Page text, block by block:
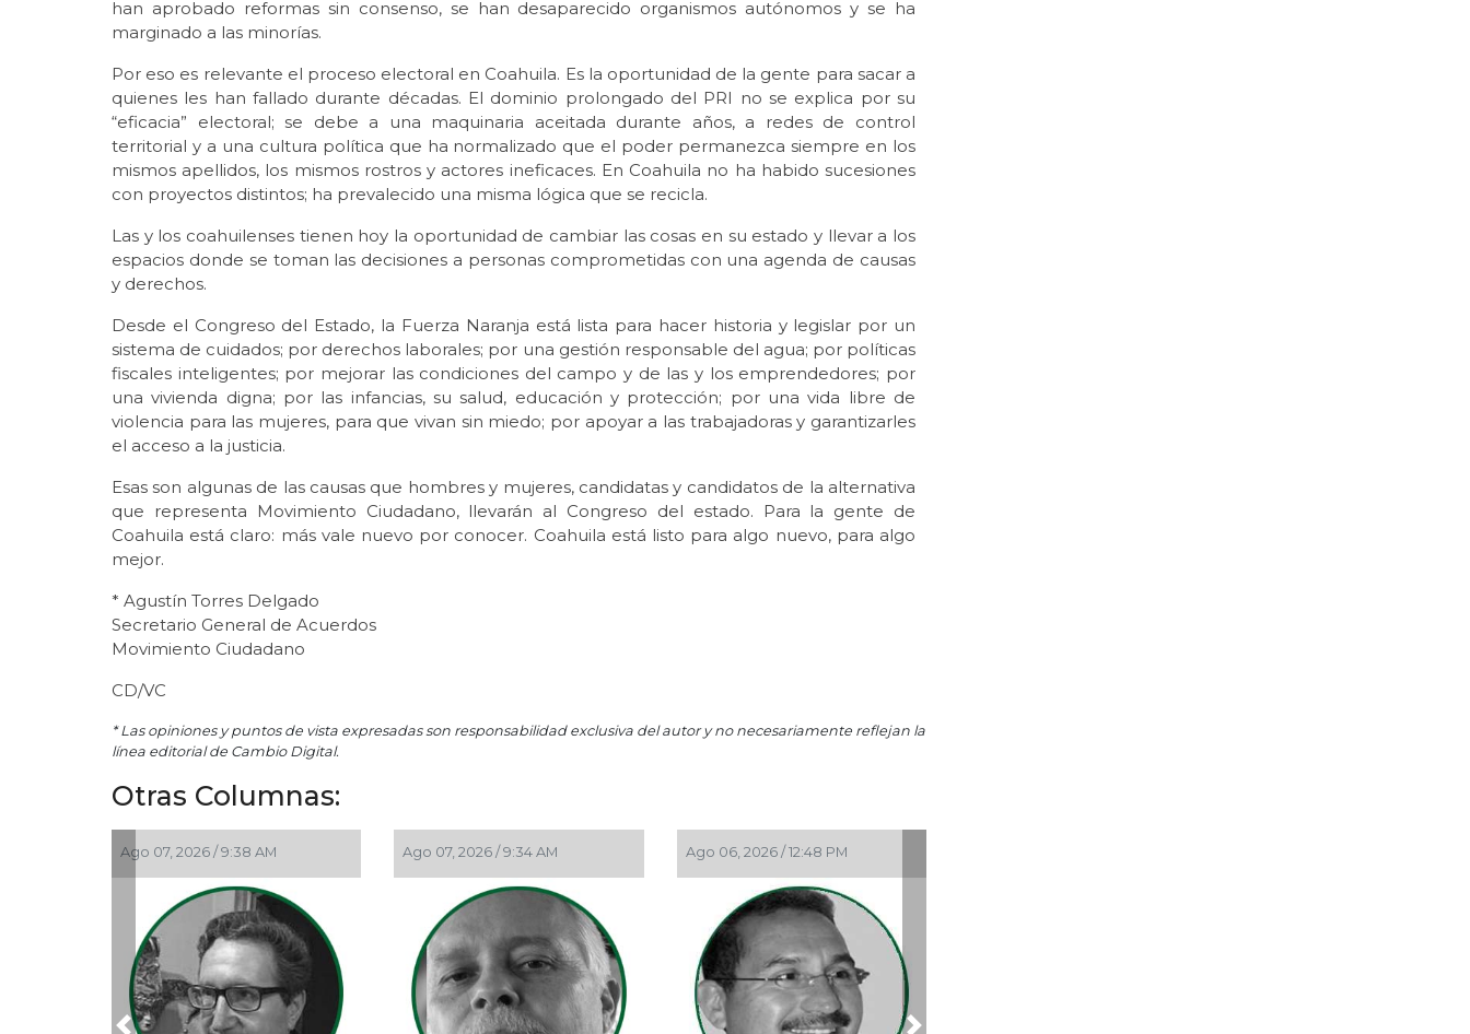
han aprobado reformas sin consenso, se han desaparecido organismos autónomos y se ha
marginado a las minorías.
Por eso es relevante el proceso electoral en Coahuila. Es la oportunidad de la gente para sacar a
quienes les han fallado durante décadas. El dominio prolongado del PRI no se explica por su
“eficacia” electoral; se debe a una maquinaria aceitada durante años, a redes de control
territorial y a una cultura política que ha normalizado que el poder permanezca siempre en los
mismos apellidos, los mismos rostros y actores ineficaces. En Coahuila no ha habido sucesiones
con proyectos distintos; ha prevalecido una misma lógica que se recicla.
Las y los coahuilenses tienen hoy la oportunidad de cambiar las cosas en su estado y llevar a los
espacios donde se toman las decisiones a personas comprometidas con una agenda de causas
y derechos.
Desde el Congreso del Estado, la Fuerza Naranja está lista para hacer historia y legislar por un
sistema de cuidados; por derechos laborales; por una gestión responsable del agua; por políticas
fiscales inteligentes; por mejorar las condiciones del campo y de las y los emprendedores; por
una vivienda digna; por las infancias, su salud, educación y protección; por una vida libre de
violencia para las mujeres, para que vivan sin miedo; por apoyar a las trabajadoras y garantizarles
el acceso a la justicia.
Esas son algunas de las causas que hombres y mujeres, candidatas y candidatos de la alternativa
que representa Movimiento Ciudadano, llevarán al Congreso del estado. Para la gente de
Coahuila está claro: más vale nuevo por conocer. Coahuila está listo para algo nuevo, para algo
mejor.
* Agustín Torres Delgado
Secretario General de Acuerdos
Movimiento Ciudadano
CD/VC
* Las opiniones y puntos de vista expresadas son responsabilidad exclusiva del autor y no necesariamente reflejan la
línea editorial de Cambio Digital.
Otras Columnas:
Ago 07, 2026 / 9:38 AM Ago 07, 2026 / 9:34 AM Ago 06, 2026 / 12:48 PM